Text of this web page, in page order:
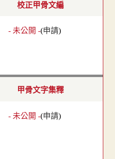
校正甲骨文編
- 未公開 -(申請)
甲骨文字集釋
- 未公開 -(申請)